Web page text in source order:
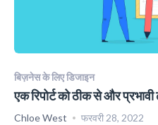
बिज़नेस के लिए डिजाइन
एक रिपोर्ट को ठीक से और
Chloe West फरवरी 28, 2022